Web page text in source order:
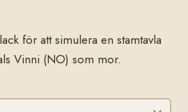
för att simulera en stamtavla
Vinni (NO) som mor.